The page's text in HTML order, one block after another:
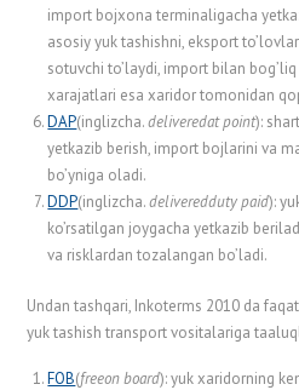
import bojxona terminaligacha
asosiy yuk tashishni, eksport
sotuvchi to’laydi, import bilan
xarajatlari esa xaridor tomonidan
DAP(inglizcha.deliveredatpoint):
yetkazib berish, import bojlarini va
bo’yniga oladi.
DDP(inglizcha.deliveredduty paid):
ko’rsatilgan joygacha yetkazib
va risklardan tozalangan bo’ladi.
Undan tashqari, Inkoterms 2010 da
yuk tashish transport vositalariga
FOB(freeon board): yuk xaridorning